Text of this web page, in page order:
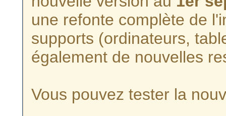
une refonte complète de
supports (ordinateurs,
également de nouvelles
Vous pouvez tester la